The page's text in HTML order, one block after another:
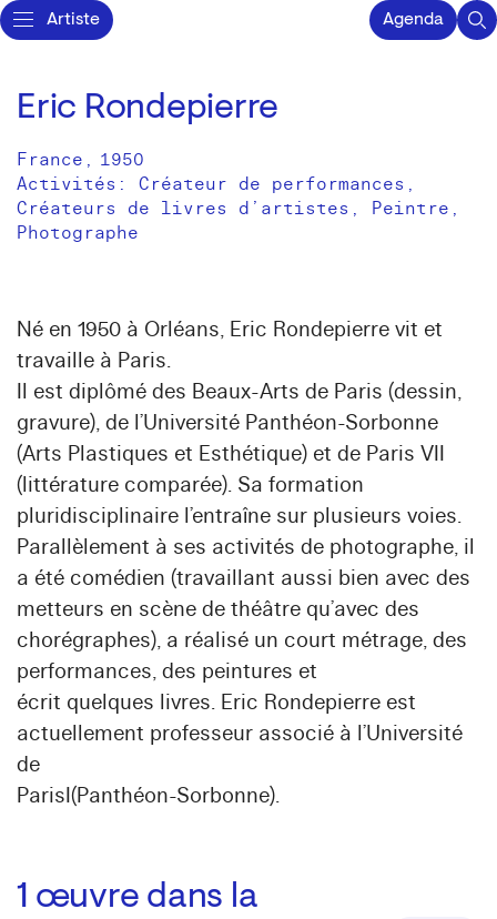
Artiste Agenda
Eric Rondepierre
France , 1950
Activités: Créateur de performances
Créateurs de livres d’artistes
Peintre
Photographe
Né en 1950 à Orléans, Eric Rondepierre vit et
travaille à Paris.
Il est diplômé des Beaux-Arts de Paris (dessin,
gravure), de l’Université Panthéon-Sorbonne
(Arts Plastiques et Esthétique) et de Paris VII
(littérature comparée). Sa formation
pluridisciplinaire l’entraîne sur plusieurs voies.
Parallèlement à ses activités de photographe, il
a été comédien (travaillant aussi bien avec des
metteurs en scène de théâtre qu’avec des
chorégraphes), a réalisé un court métrage, des
performances, des peintures et
écrit quelques livres. Eric Rondepierre est
actuellement professeur associé à l’Université
de
ParisI(Panthéon-Sorbonne).
1 œuvre dans la